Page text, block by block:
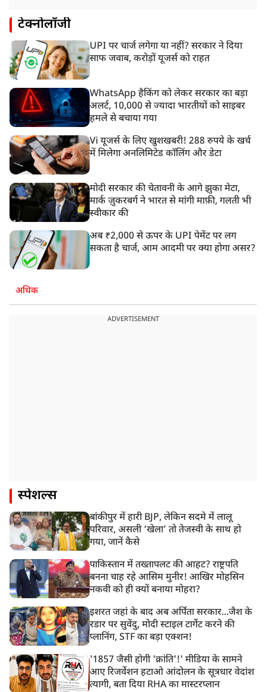
टेक्नोलॉजी
UPI पर चार्ज लगेगा या नहीं? सरकार ने दिया
साफ जवाब, करोड़ों यूजर्स को राहत
WhatsApp हैकिंग को लेकर सरकार का बड़ा
अलर्ट, 10,000 से ज्यादा भारतीयों को साइबर
हमले से बचाया गया
Vi यूजर्स के लिए खुशखबरी! 288 रुपये के खर्च
में मिलेगा अनलिमिटेड कॉलिंग और डेटा
मोदी सरकार की चेतावनी के आगे झुका मेटा,
मार्क ज़ुकरबर्ग ने भारत से मांगी माफ़ी, गलती भी
स्वीकार की
अब ₹2,000 से ऊपर के UPI पेमेंट पर लग
सकता है चार्ज, आम आदमी पर क्या होगा असर?
अधिक
ADVERTISEMENT
स्पेशल्स
बांकीपुर में हारी BJP, लेकिन सदमे में लालू
परिवार, असली ‘खेला’ तो तेजस्वी के साथ हो
गया, जानें कैसे
पाकिस्तान में तख्तापलट की आहट? राष्ट्रपति
बनना चाह रहे आसिम मुनीर! आखिर मोहसिन
नकवी को ही क्यों बनाया मोहरा?
इशरत जहां के बाद अब अर्पिता सरकार...जैश के
रडार पर सुवेंदु, मोदी स्टाइल टार्गेट करने की
प्लानिंग, STF का बड़ा एक्शन!
'1857 जैसी होगी 'क्रांति'!' मीडिया के सामने
आए रिजर्वेशन हटाओ आंदोलन के सूत्रधार वेदांश
त्यागी, बता दिया RHA का मास्टरप्लान